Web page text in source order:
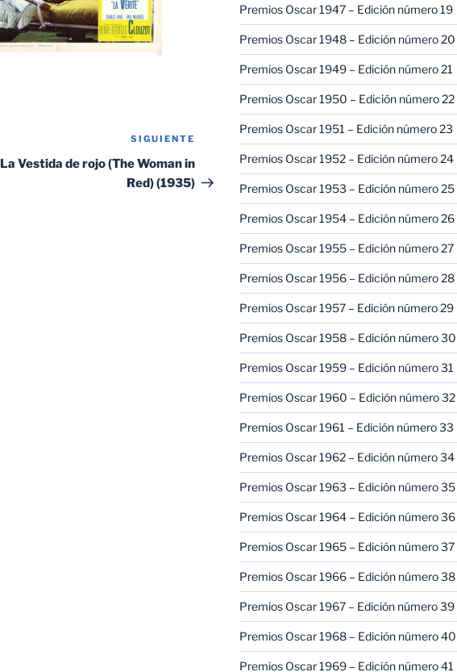
Siguiente
entrada
SIGUIENTE
La Vestida de rojo (The Woman in
Red) (1935)
Premios Oscar 1947 – Edición número 19
Premios Oscar 1948 – Edición número 20
Premios Oscar 1949 – Edición número 21
Premios Oscar 1950 – Edición número 22
Premios Oscar 1951 – Edición número 23
Premios Oscar 1952 – Edición número 24
Premios Oscar 1953 – Edición número 25
Premios Oscar 1954 – Edición número 26
Premios Oscar 1955 – Edición número 27
Premios Oscar 1956 – Edición número 28
Premios Oscar 1957 – Edición número 29
Premios Oscar 1958 – Edición número 30
Premios Oscar 1959 – Edición número 31
Premios Oscar 1960 – Edición número 32
Premios Oscar 1961 – Edición número 33
Premios Oscar 1962 – Edición número 34
Premios Oscar 1963 – Edición número 35
Premios Oscar 1964 – Edición número 36
Premios Oscar 1965 – Edición número 37
Premios Oscar 1966 – Edición número 38
Premios Oscar 1967 – Edición número 39
Premios Oscar 1968 – Edición número 40
Premios Oscar 1969 – Edición número 41